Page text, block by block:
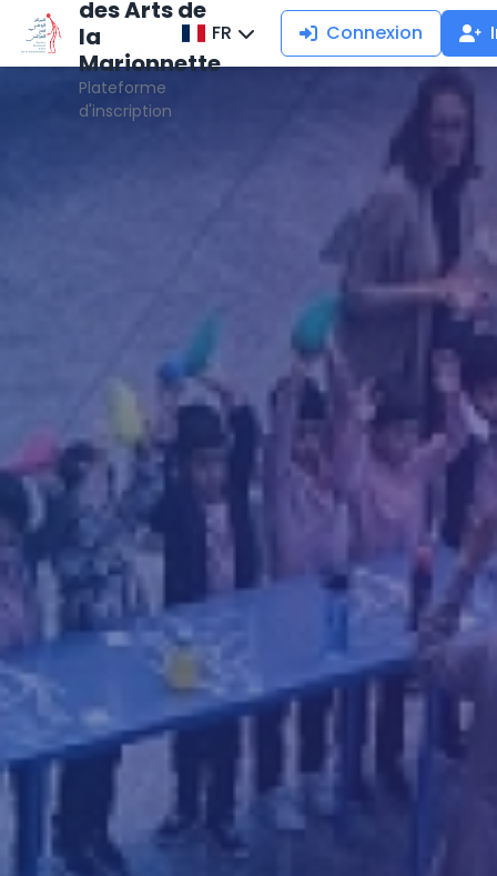
des Arts de
la
Marionnette
Plateforme
d'inscription
FR Connexion